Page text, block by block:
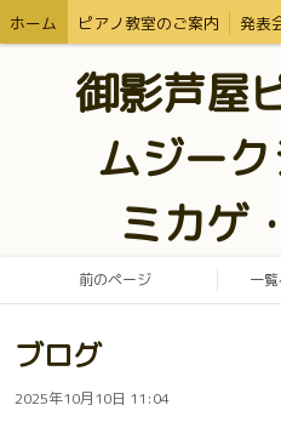
ホーム ピアノ教室のご案内
御影芦屋
ムジー
ミカゲ
前のページ 一
ブログ
2025年10月10日 11:04